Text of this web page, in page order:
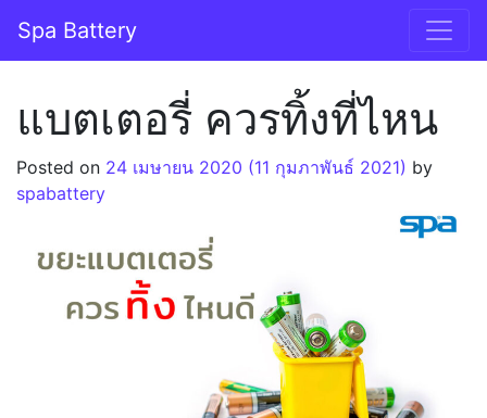
Spa Battery
แบตเตอรี่ ควรทิ้งที่ไหน
Posted on 24 เมษายน 2020 (11 กุมภาพันธ์ 2021) by
spabattery